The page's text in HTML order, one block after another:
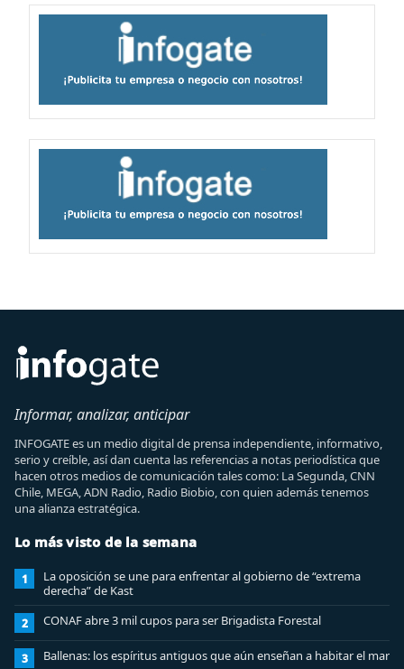
Informar, analizar, anticipar
INFOGATE es un medio digital de prensa independiente, informativo,
serio y creíble, así dan cuenta las referencias a notas periodística que
hacen otros medios de comunicación tales como: La Segunda, CNN
Chile, MEGA, ADN Radio, Radio Biobio, con quien además tenemos
una alianza estratégica.
Lo más visto de la semana
1
La oposición se une para enfrentar al gobierno de “extrema
derecha” de Kast
2 CONAF abre 3 mil cupos para ser Brigadista Forestal
3 Ballenas: los espíritus antiguos que aún enseñan a habitar el mar